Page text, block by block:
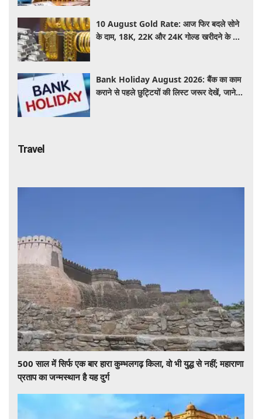
10 August Gold Rate: आज फिर बदले सोने
के दाम, 18K, 22K और 24K गोल्ड खरीदने के लिए
Bank Holiday August 2026: बैंक का काम
कराने से पहले छुट्टियों की लिस्ट जरूर देखें, जाने
Travel
500 साल में सिर्फ एक बार हारा कुम्भलगढ़ किला, वो भी युद्ध से नहीं; महाराणा
प्रताप का जन्मस्थान है यह दुर्ग